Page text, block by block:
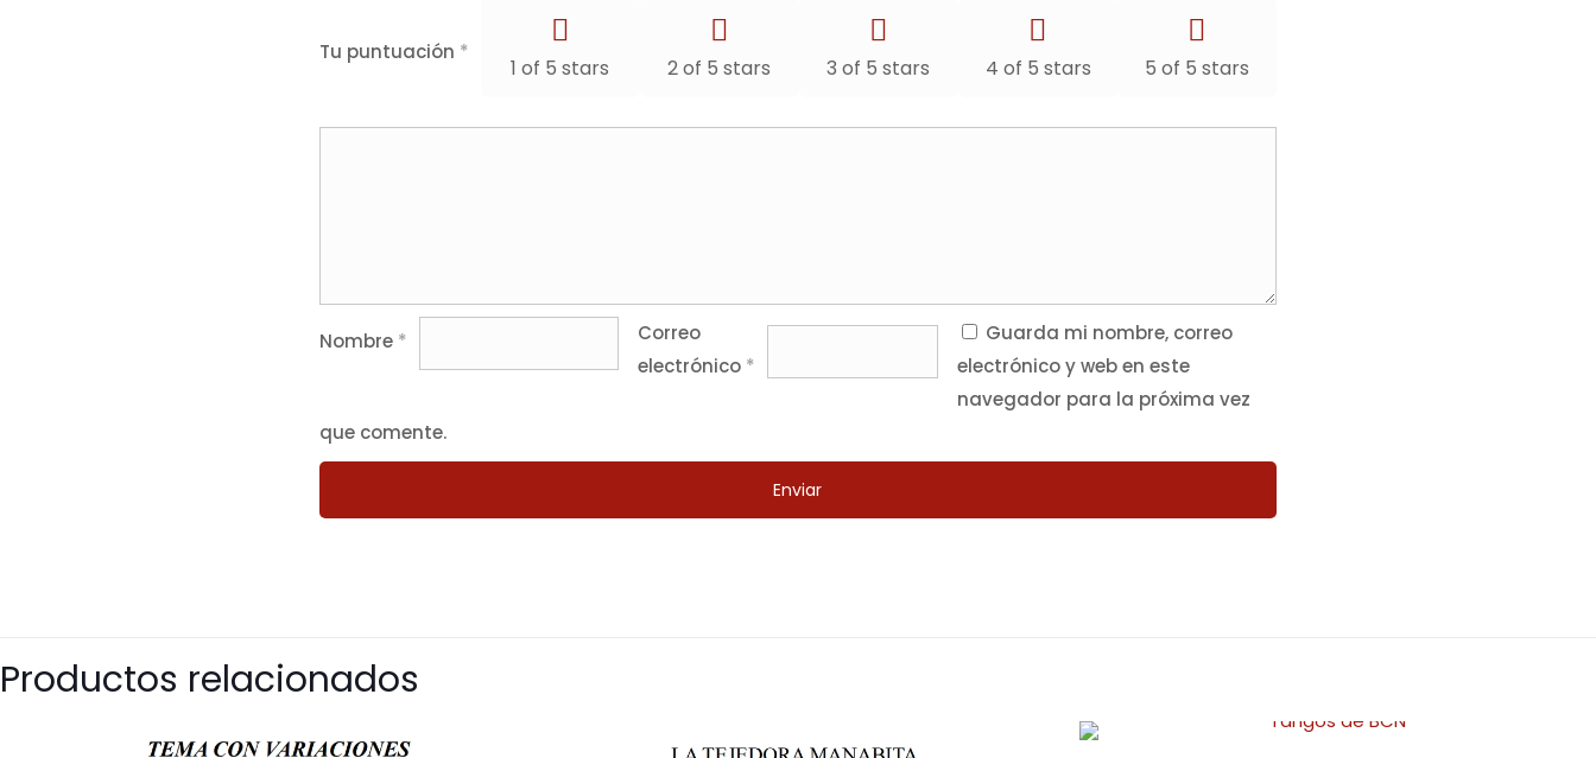
Tu puntuación *
1 of 5 stars 2 of 5 stars 3 of 5 stars 4 of 5 stars 5 of 5 stars
Nombre *
Correo
electrónico *
Guarda mi nombre, correo
electrónico y web en este
navegador para la próxima vez
que comente.
Productos relacionados